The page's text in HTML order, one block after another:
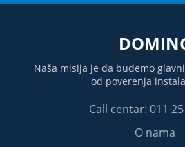
Naša misija je da budemo
od poverenja
Call centar: 011
O nama